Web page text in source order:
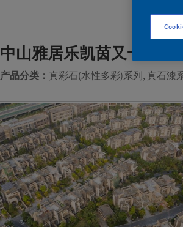
中山雅居乐凯茵又一城一
产品分类： 真彩石(水性多彩)系列, 真石漆